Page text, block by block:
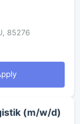
85276
(m/w/d)